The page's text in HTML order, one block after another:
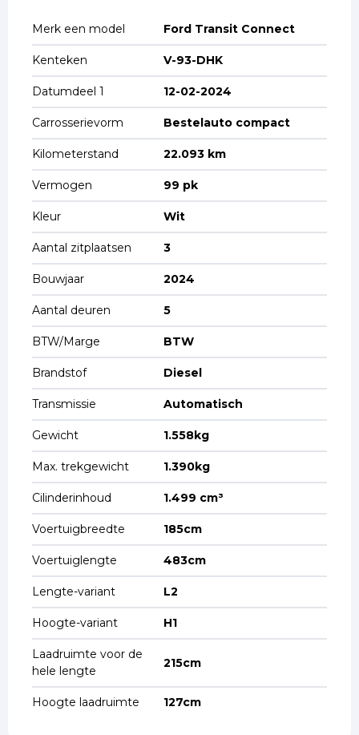
Merk een model Ford Transit Connect
Kenteken V-93-DHK
Datumdeel 1 12-02-2024
Carrosserievorm Bestelauto compact
Kilometerstand 22.093 km
Vermogen 99 pk
Kleur Wit
Aantal zitplaatsen 3
Bouwjaar 2024
Aantal deuren 5
BTW/Marge BTW
Brandstof Diesel
Transmissie Automatisch
Gewicht 1.558kg
Max. trekgewicht 1.390kg
Cilinderinhoud 1.499 cm³
Voertuigbreedte 185cm
Voertuiglengte 483cm
Lengte-variant L2
Hoogte-variant H1
Laadruimte voor de
hele lengte
215cm
Hoogte laadruimte 127cm